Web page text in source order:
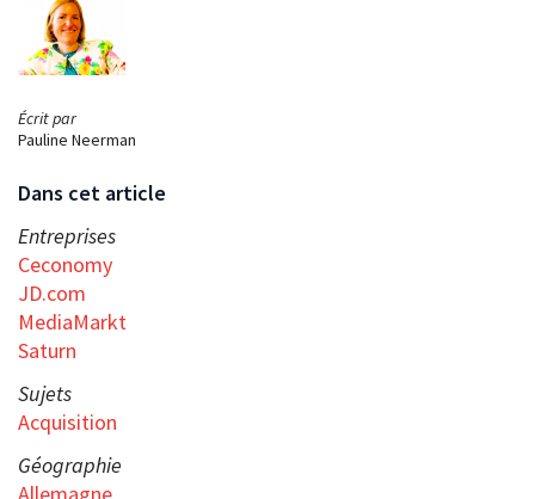
Écrit par
Pauline Neerman
Dans cet article
Entreprises
Ceconomy
JD.com
MediaMarkt
Saturn
Sujets
Acquisition
Géographie